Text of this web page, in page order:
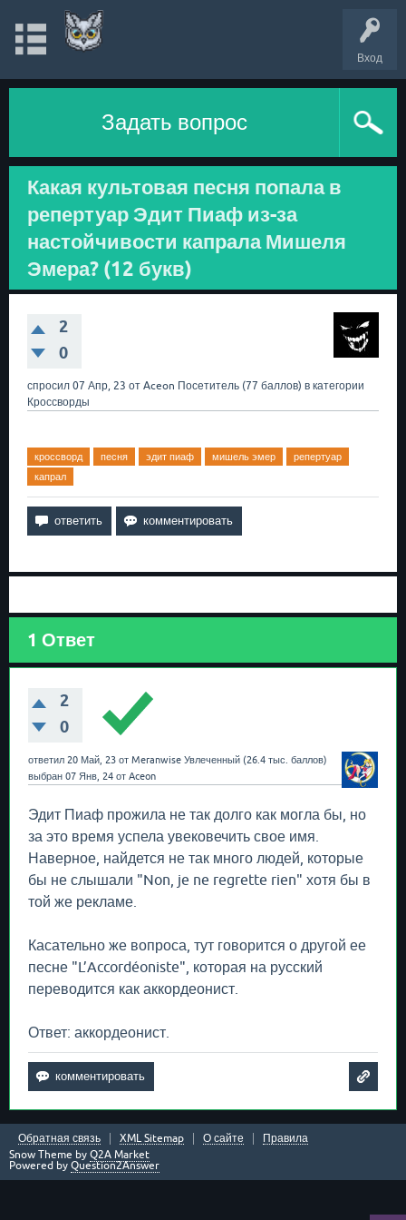
Вход
Задать вопрос
Какая культовая песня попала в
репертуар Эдит Пиаф из-за
настойчивости капрала Мишеля
Эмера? (12 букв)
2
0
спросил 07 Апр, 23 от Aceon Посетитель (77 баллов) в категории
Кроссворды
кроссворд песня эдит пиаф мишель эмер
репертуар
капрал
1 Ответ
2
0
ответил 20 Май, 23 от Meranwise Увлеченный (26.4 тыс. баллов)
выбран 07 Янв, 24 от Aceon
Эдит Пиаф прожила не так долго как могла бы, но
за это время успела увековечить свое имя.
Наверное, найдется не так много людей, которые
бы не слышали "Non, je ne regrette rien" хотя бы в
той же рекламе.
Касательно же вопроса, тут говорится о другой ее
песне "L’Accordéoniste", которая на русский
переводится как аккордеонист.
Ответ: аккордеонист.
Обратная связь XML Sitemap О сайте
Правила
Snow Theme by Q2A Market
Powered by Question2Answer